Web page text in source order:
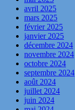
avril 2025
mars 2025
février 2025
janvier 2025
décembre 2024
novembre 2024
octobre 2024
septembre 2024
août 2024
juillet 2024
juin 2024